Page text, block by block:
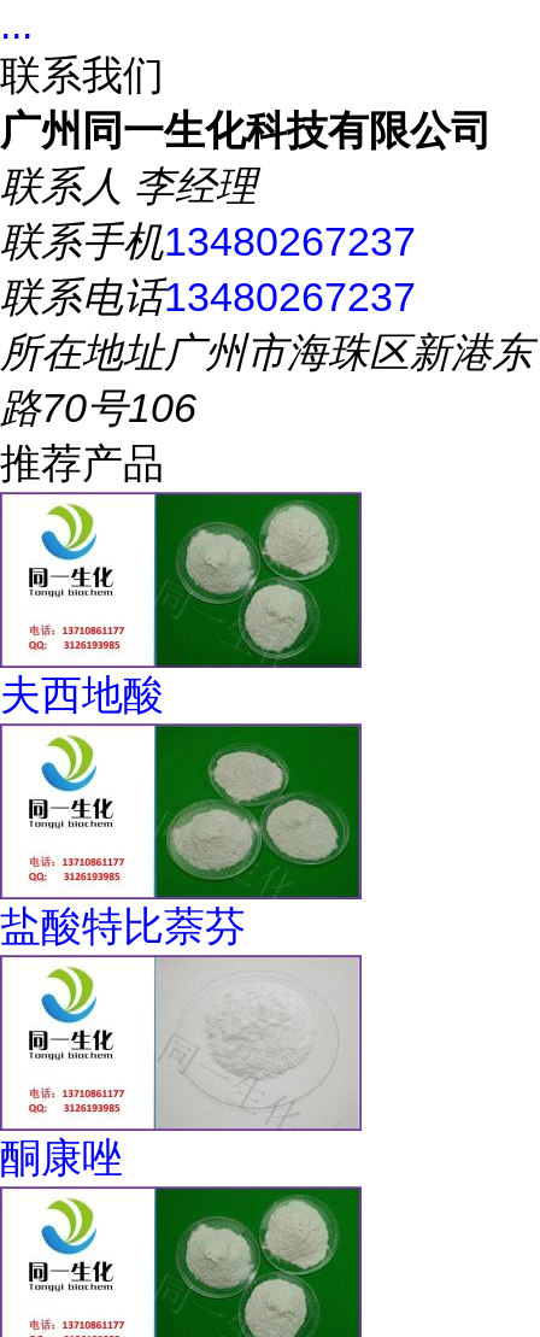
...
联系我们
广州同一生化科技有限公司
联系人 李经理
联系手机13480267237
联系电话13480267237
所在地址广州市海珠区新港东
路70号106
推荐产品
夫西地酸
盐酸特比萘芬
酮康唑